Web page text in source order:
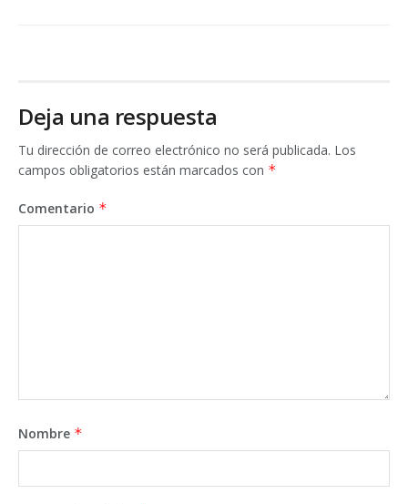
Deja una respuesta
Tu dirección de correo electrónico no será publicada. Los
campos obligatorios están marcados con *
Comentario *
Nombre *